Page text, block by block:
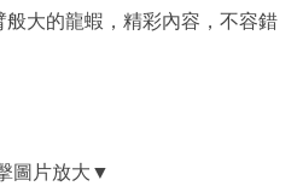
大的龍蝦，精彩內容，不容錯